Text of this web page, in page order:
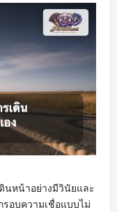
นหน้าอย่างมีวินัยและ
อบความเชื่อแบบไม่